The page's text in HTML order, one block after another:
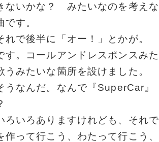
ないかな？ みたいなのを考えな
す。
れで後半に「オー！」とかが。
す。コールアンドレスポンスみた
うみたいな箇所を設けました。
うなんだ。なんで『SuperCar』
ろいろありますけれども、それで
作って行こう、わたって行こう、